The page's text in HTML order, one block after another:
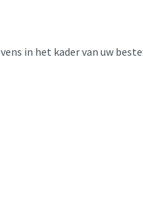
in het kader van uw